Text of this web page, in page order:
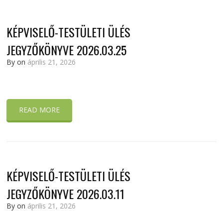
KÉPVISELŐ-TESTÜLETI ÜLÉS
JEGYZŐKÖNYVE 2026.03.25
Byon április 21, 2026
READ MORE
KÉPVISELŐ-TESTÜLETI ÜLÉS
JEGYZŐKÖNYVE 2026.03.11
Byon április 21, 2026